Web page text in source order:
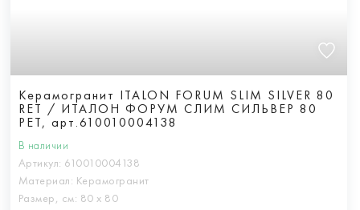
Керамогранит ITALON FORUM SLIM SILVER 80
RET / ИТАЛОН ФОРУМ СЛИМ СИЛЬВЕР 80
РЕТ, арт.610010004138
В наличии
Артикул: 610010004138
Материал: Керамогранит
Размер, см: 80 х 80